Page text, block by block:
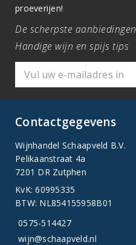
proeverijen!
De scherpste aanbiedingen
Handige wijn en spijs tips
Contactgegevens
Wijnhandel Schaapveld B.V.
Pelikaanstraat 4a
7201 DR Zutphen
KvK: 60995335
BTW: NL854155958B01
0575-514427
wijn@schaapveld.nl